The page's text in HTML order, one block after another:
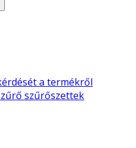
a termékről
szűrőszettek